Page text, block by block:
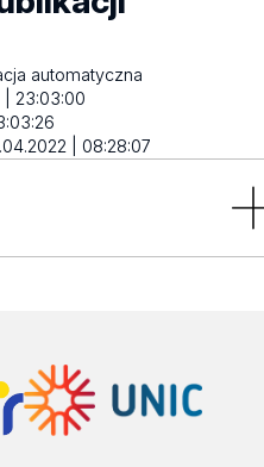
automatyczna
| 23:03:00
| 08:28:07